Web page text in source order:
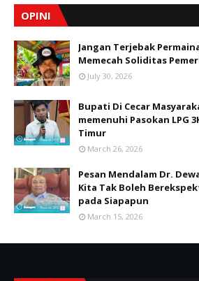
OPINI
Jangan Terjebak
Memecah Soliditas
July 30, 2026
Bupati Di Cecar
memenuhi Pasokan LPG
Timur
March 26, 2026
Pesan Mendalam Dr.
Kita Tak Boleh
pada Siapapun
March 15, 2026